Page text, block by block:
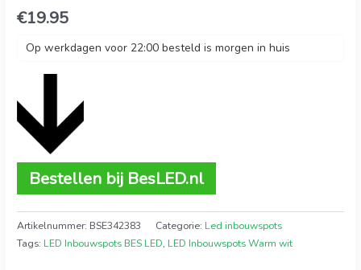
€19.95
Op werkdagen voor 22:00 besteld is morgen in huis
Bestellen bij BesLED.nl
Artikelnummer: BSE342383 Categorie: Led inbouwspots
Tags: LED Inbouwspots BES LED, LED Inbouwspots Warm wit